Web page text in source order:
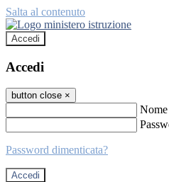
Salta al contenuto
Accedi
Accedi
button close ×
Password dimenticata?